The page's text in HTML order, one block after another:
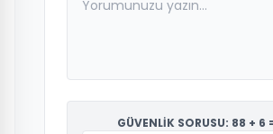
GÜVENLİK SORUSU: 88 + 6